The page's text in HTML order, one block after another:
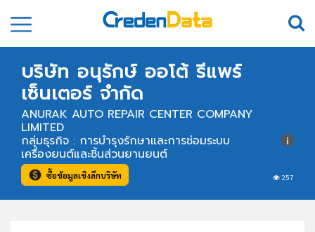
บริษัท อนุรักษ์ ออโต้ รีแพร์
เซ็นเตอร์ จำกัด
ANURAK AUTO REPAIR CENTER COMPANY
LIMITED
257
กลุ่มธุรกิจ : การบำรุงรักษาและการซ่อมระบบ
เครื่องยนต์และชิ้นส่วนยานยนต์
ซื้อข้อมูลเชิงลึกบริษัท